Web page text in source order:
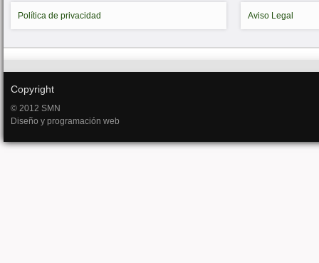
Política de privacidad Aviso Legal
Copyright
© 2012 SMN
Diseño y programación web